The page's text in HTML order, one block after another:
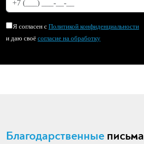
Я согласен с Политикой конфиденциальности
и даю своё согласие на обработку
Благодарственные письма